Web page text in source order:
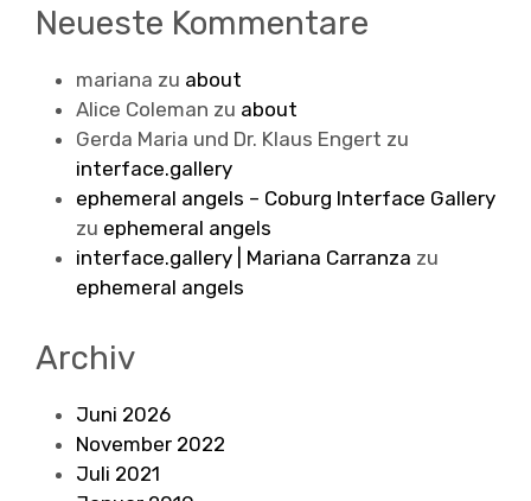
Neueste Kommentare
mariana zu about
Alice Coleman zu about
Gerda Maria und Dr. Klaus Engert zu
interface.gallery
ephemeral angels – Coburg Interface Gallery
zu ephemeral angels
interface.gallery | Mariana Carranza zu
ephemeral angels
Archiv
Juni 2026
November 2022
Juli 2021